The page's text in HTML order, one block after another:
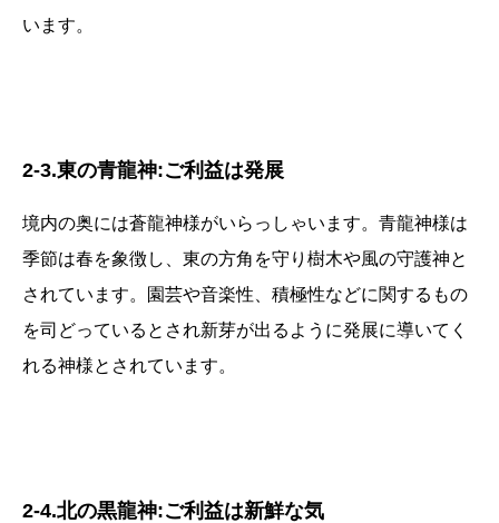
います。
2-3.東の青龍神:ご利益は発展
境内の奥には蒼龍神様がいらっしゃいます。青龍神様は
季節は春を象徴し、東の方角を守り樹木や風の守護神と
されています。園芸や音楽性、積極性などに関するもの
を司どっているとされ新芽が出るように発展に導いてく
れる神様とされています。
2-4.北の黒龍神:ご利益は新鮮な気